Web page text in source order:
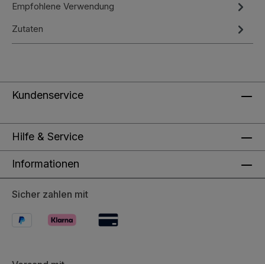
Empfohlene Verwendung
Zutaten
Kundenservice
Hilfe & Service
Informationen
Sicher zahlen mit